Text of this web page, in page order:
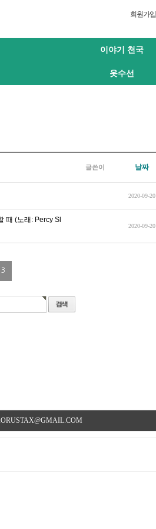
회원가입
이야기 천국
옷수선
글쓴이 날짜
2020-09-20
때 (노래: Percy Sl
2020-09-20
3